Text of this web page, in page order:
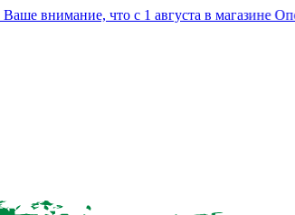
внимание, что с 1 августа в магазине